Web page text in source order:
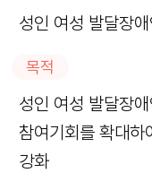
성인 여성 발달장
목적
성인 여성 발달장
참여기회를 확대하
강화